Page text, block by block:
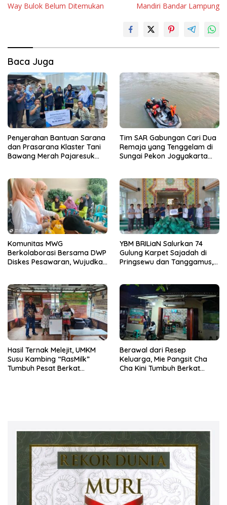
Way Bulok Belum Ditemukan
Mandiri Bandar Lampung
Baca Juga
Penyerahan Bantuan Sarana
dan Prasarana Klaster Tani
Bawang Merah Pajaresuk
Tim SAR Gabungan Cari Dua
Remaja yang Tenggelam di
Sungai Pekon Jogyakarta
Komunitas MWG
Berkolaborasi Bersama DWP
Diskes Pesawaran, Wujudkan
YBM BRILiaN Salurkan 74
Gulung Karpet Sajadah di
Pringsewu dan Tanggamus,
Hasil Ternak Melejit, UMKM
Susu Kambing “RasMilk”
Tumbuh Pesat Berkat
Berawal dari Resep
Keluarga, Mie Pangsit Cha
Cha Kini Tumbuh Berkat